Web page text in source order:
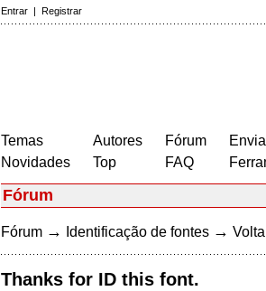
Entrar | Registrar
Temas
Novidades
Autores
Top
Fórum
FAQ
Fórum
Fórum → Identificação de fontes →
Thanks for ID this font.